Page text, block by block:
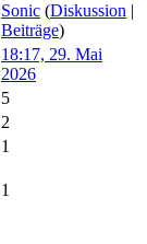
Sonic (Diskussion |
Beiträge)
18:17, 29. Mai
2026
5
2
1
1